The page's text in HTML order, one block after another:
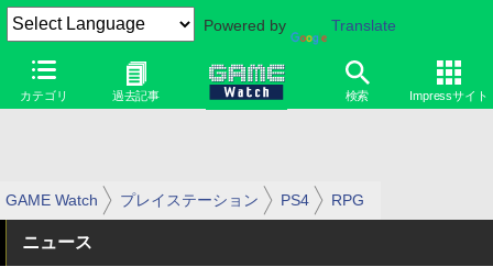
Powered by Translate
カテゴリ 過去記事 検索 Impressサイト
GAME Watch プレイステーション PS4 RPG
ニュース